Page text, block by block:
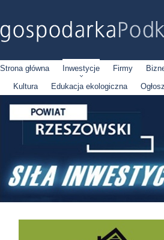
Strona główna Inwestycje Firmy
Kultura
Edukacja ekologiczna